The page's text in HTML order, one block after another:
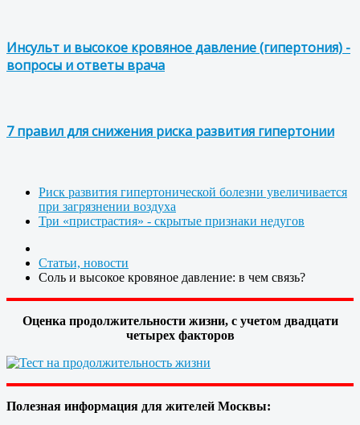
Инсульт и высокое кровяное давление (гипертония) -
вопросы и ответы врача
7 правил для снижения риска развития гипертонии
Риск развития гипертонической болезни увеличивается
при загрязнении воздуха
Три «пристрастия» - скрытые признаки недугов
Статьи, новости
Соль и высокое кровяное давление: в чем связь?
Оценка продолжительности жизни, с учетом двадцати
четырех факторов
Полезная информация для жителей Москвы: